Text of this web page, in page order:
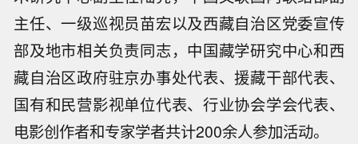
主任、一级巡视员苗宏以及西藏自治区党委宣传
部及地市相关负责同志，中国藏学研究中心和西
藏自治区政府驻京办事处代表、援藏干部代表、
国有和民营影视单位代表、行业协会学会代表、
电影创作者和专家学者共计200余人参加活动。